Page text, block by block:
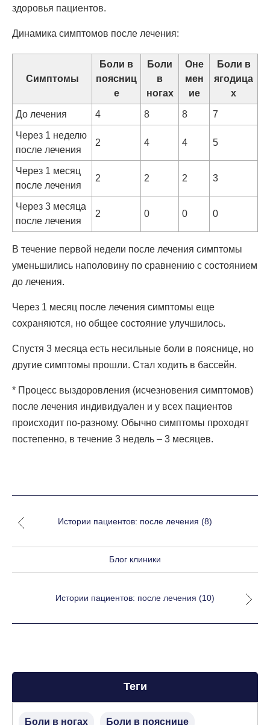
здоровья пациентов.
Динамика симптомов после лечения:
Симптомы
Боли в
поясниц
е
Боли
в
ногах
Оне
мен
ие
Боли в
ягодица
х
До лечения 4 8 8 7
Через 1 неделю
после лечения
2 4 4 5
Через 1 месяц
после лечения
2 2 2 3
Через 3 месяца
после лечения
2 0 0 0
В течение первой недели после лечения симптомы
уменьшились наполовину по сравнению с состоянием
до лечения.
Через 1 месяц после лечения симптомы еще
сохраняются, но общее состояние улучшилось.
Спустя 3 месяца есть несильные боли в пояснице, но
другие симптомы прошли. Стал ходить в бассейн.
* Процесс выздоровления (исчезновения симптомов)
после лечения индивидуален и у всех пациентов
происходит по-разному. Обычно симптомы проходят
постепенно, в течение 3 недель – 3 месяцев.
Истории пациентов: после лечения (8)
Блог клиники
Истории пациентов: после лечения (10)
Теги
Боли в ногах Боли в пояснице